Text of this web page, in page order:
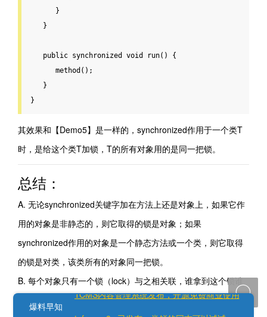
public synchronized void run() {
}
其效果和【Demo5】是一样的，synchronized作用于一个类T
时，是给这个类T加锁，T的所有对象用的是同一把锁。
总结：
A. 无论synchronized关键字加在方法上还是对象上，如果它作
用的对象是非静态的，则它取得的锁是对象；如果
synchronized作用的对象是一个静态方法或一个类，则它取得
的锁是对类，该类所有的对象同一把锁。
B. 每个对象只有一个锁（lock）与之相关联，谁拿到这个锁谁
就可以运行它所控制的那段代码。
爆料早知
更多Tcms微信公众号、小程序功能持续更新中
TCMS内容管理系统发布，开源免费商业使用